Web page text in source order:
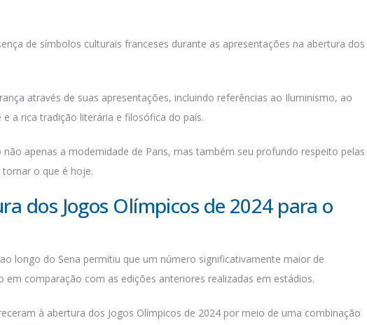
de símbolos culturais franceses durante as apresentações na abertura dos
através de suas apresentações, incluindo referências ao Iluminismo, ao
a rica tradição literária e filosófica do país.
apenas a modernidade de Paris, mas também seu profundo respeito pelas
o que é hoje.
dos Jogos Olímpicos de 2024 para o
longo do Sena permitiu que um número significativamente maior de
em comparação com as edições anteriores realizadas em estádios.
à abertura dos Jogos Olímpicos de 2024 por meio de uma combinação